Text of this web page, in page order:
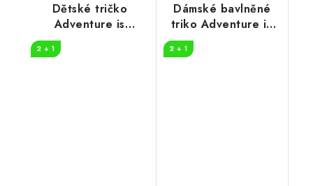
Dětské tričko
Adventure is
worthwhile
2 + 1
Dámské bavlněné
triko Adventure in
2 + 1